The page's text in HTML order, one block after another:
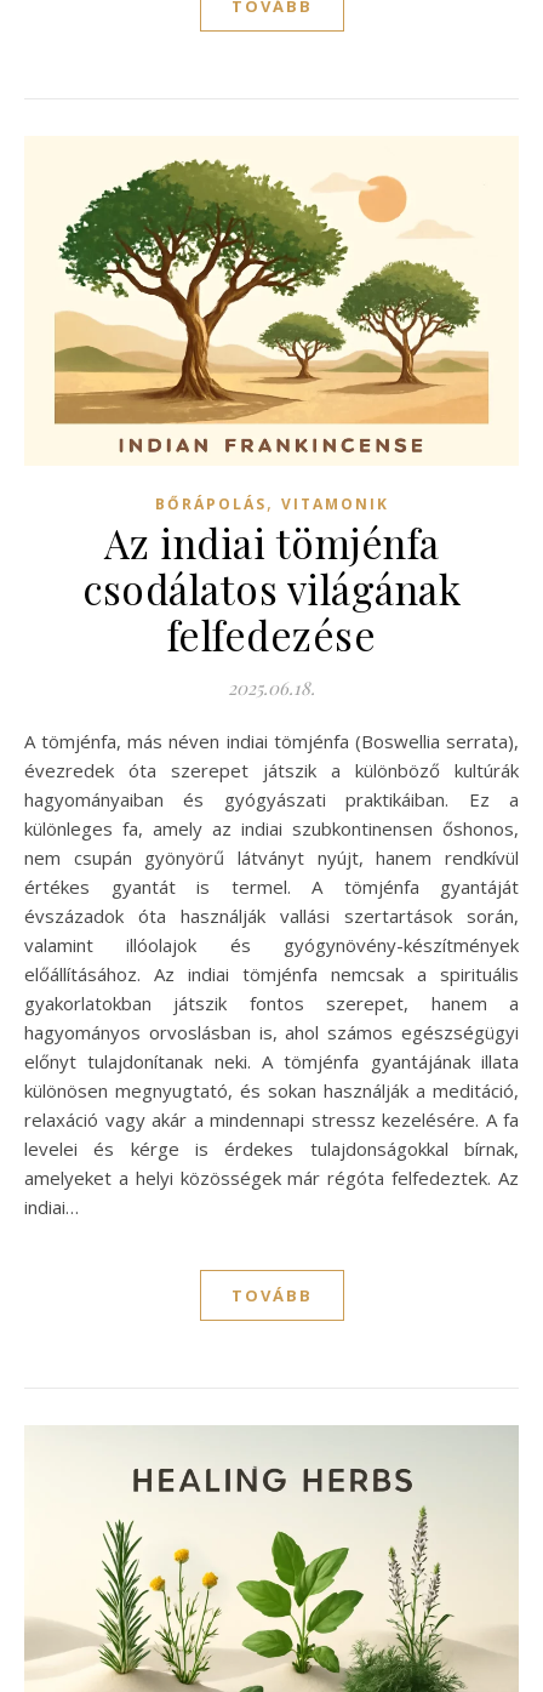
TOVÁBB
BŐRÁPOLÁS, VITAMONIK
Az indiai tömjénfa
csodálatos világának
felfedezése
2025.06.18.
A tömjénfa, más néven indiai tömjénfa (Boswellia serrata),
évezredek óta szerepet játszik a különböző kultúrák
hagyományaiban és gyógyászati praktikáiban. Ez a
különleges fa, amely az indiai szubkontinensen őshonos,
nem csupán gyönyörű látványt nyújt, hanem rendkívül
értékes gyantát is termel. A tömjénfa gyantáját
évszázadok óta használják vallási szertartások során,
valamint illóolajok és gyógynövény-készítmények
előállításához. Az indiai tömjénfa nemcsak a spirituális
gyakorlatokban játszik fontos szerepet, hanem a
hagyományos orvoslásban is, ahol számos egészségügyi
előnyt tulajdonítanak neki. A tömjénfa gyantájának illata
különösen megnyugtató, és sokan használják a meditáció,
relaxáció vagy akár a mindennapi stressz kezelésére. A fa
levelei és kérge is érdekes tulajdonságokkal bírnak,
amelyeket a helyi közösségek már régóta felfedeztek. Az
indiai…
TOVÁBB